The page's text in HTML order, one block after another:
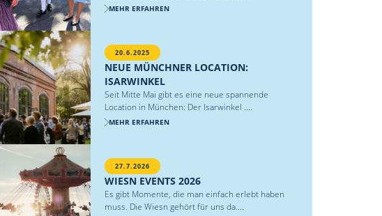
MEHR ERFAHREN
20.6.2025
NEUE MÜNCHNER LOCATION:
ISARWINKEL
Seit Mitte Mai gibt es eine neue spannende
Location in München: Der Isarwinkel ....
MEHR ERFAHREN
27.7.2026
WIESN EVENTS 2026
Es gibt Momente, die man einfach erlebt haben
muss. Die Wiesn gehört für uns da....